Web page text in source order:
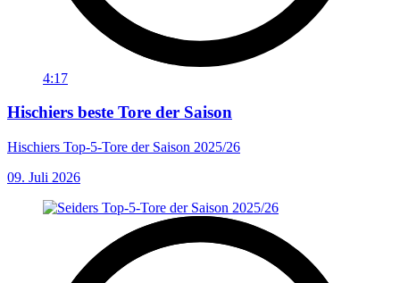
4:17
Hischiers beste Tore der Saison
Hischiers Top-5-Tore der Saison 2025/26
09. Juli 2026